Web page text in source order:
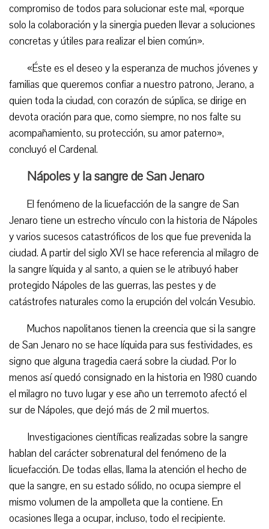
compromiso de todos para solucionar este mal, «porque
solo la colaboración y la sinergia pueden llevar a soluciones
concretas y útiles para realizar el bien común».
«Éste es el deseo y la esperanza de muchos jóvenes y
familias que queremos confiar a nuestro patrono, Jerano, a
quien toda la ciudad, con corazón de súplica, se dirige en
devota oración para que, como siempre, no nos falte su
acompañamiento, su protección, su amor paterno»,
concluyó el Cardenal.
Nápoles y la sangre de San Jenaro
El fenómeno de la licuefacción de la sangre de San
Jenaro tiene un estrecho vínculo con la historia de Nápoles
y varios sucesos catastróficos de los que fue prevenida la
ciudad. A partir del siglo XVI se hace referencia al milagro de
la sangre líquida y al santo, a quien se le atribuyó haber
protegido Nápoles de las guerras, las pestes y de
catástrofes naturales como la erupción del volcán Vesubio.
Muchos napolitanos tienen la creencia que si la sangre
de San Jenaro no se hace líquida para sus festividades, es
signo que alguna tragedia caerá sobre la ciudad. Por lo
menos así quedó consignado en la historia en 1980 cuando
el milagro no tuvo lugar y ese año un terremoto afectó el
sur de Nápoles, que dejó más de 2 mil muertos.
Investigaciones científicas realizadas sobre la sangre
hablan del carácter sobrenatural del fenómeno de la
licuefacción. De todas ellas, llama la atención el hecho de
que la sangre, en su estado sólido, no ocupa siempre el
mismo volumen de la ampolleta que la contiene. En
ocasiones llega a ocupar, incluso, todo el recipiente.